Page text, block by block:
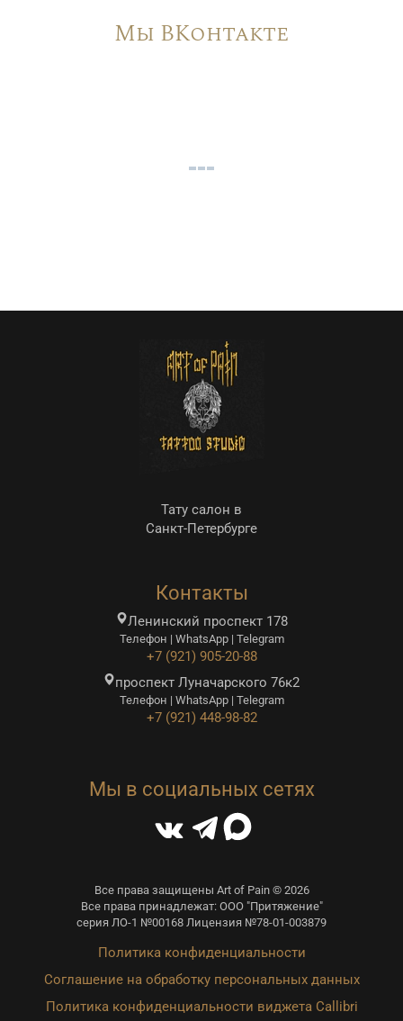
Мы ВКонтакте
Тату салон в
Санкт-Петербурге
Контакты
Ленинский проспект 178
Телефон | WhatsApp | Telegram
+7 (921) 905-20-88
проспект Луначарского 76к2
Телефон | WhatsApp | Telegram
+7 (921) 448-98-82
Мы в социальных сетях
Все права защищены Art of Pain © 2026
Все права принадлежат: ООО "Притяжение"
серия ЛО-1 №00168 Лицензия №78-01-003879
Политика конфиденциальности
Соглашение на обработку персональных данных
Политика конфиденциальности виджета Callibri